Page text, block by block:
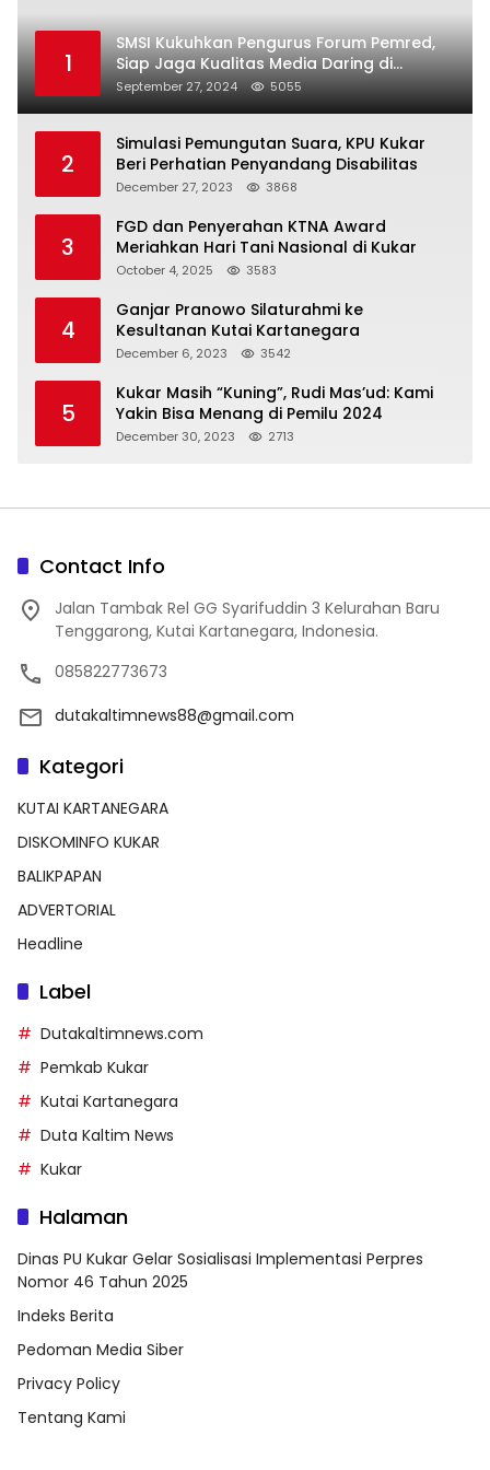
1
SMSI Kukuhkan Pengurus Forum Pemred,
Siap Jaga Kualitas Media Daring di
Indonesia
September 27, 2024 5055
2
Simulasi Pemungutan Suara, KPU Kukar
Beri Perhatian Penyandang Disabilitas
December 27, 2023 3868
3
FGD dan Penyerahan KTNA Award
Meriahkan Hari Tani Nasional di Kukar
October 4, 2025 3583
4
Ganjar Pranowo Silaturahmi ke
Kesultanan Kutai Kartanegara
December 6, 2023 3542
5
Kukar Masih “Kuning”, Rudi Mas’ud: Kami
Yakin Bisa Menang di Pemilu 2024
December 30, 2023 2713
Contact Info
Jalan Tambak Rel GG Syarifuddin 3 Kelurahan Baru
Tenggarong, Kutai Kartanegara, Indonesia.
085822773673
dutakaltimnews88@gmail.com
Kategori
KUTAI KARTANEGARA
DISKOMINFO KUKAR
BALIKPAPAN
ADVERTORIAL
Headline
Label
Dutakaltimnews.com
Pemkab Kukar
Kutai Kartanegara
Duta Kaltim News
Kukar
Halaman
Dinas PU Kukar Gelar Sosialisasi Implementasi Perpres
Nomor 46 Tahun 2025
Indeks Berita
Pedoman Media Siber
Privacy Policy
Tentang Kami